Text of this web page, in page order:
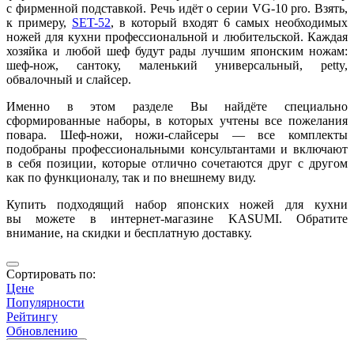
с фирменной подставкой. Речь идёт о серии VG-10 pro. Взять,
к примеру, SET-52, в который входят 6 самых необходимых
ножей для кухни профессиональной и любительской. Каждая
хозяйка и любой шеф будут рады лучшим японским ножам:
шеф-нож, сантоку, маленький универсальный, petty,
обвалочный и слайсер.
Именно в этом разделе Вы найдёте специально
сформированные наборы, в которых учтены все пожелания
повара. Шеф-ножи, ножи-слайсеры — все комплекты
подобраны профессиональными консультантами и включают
в себя позиции, которые отлично сочетаются друг с другом
как по функционалу, так и по внешнему виду.
Купить подходящий набор японских ножей для кухни
вы можете в интернет-магазине KASUMI. Обратите
внимание, на скидки и бесплатную доставку.
Сортировать по:
Цене
Популярности
Рейтингу
Обновлению